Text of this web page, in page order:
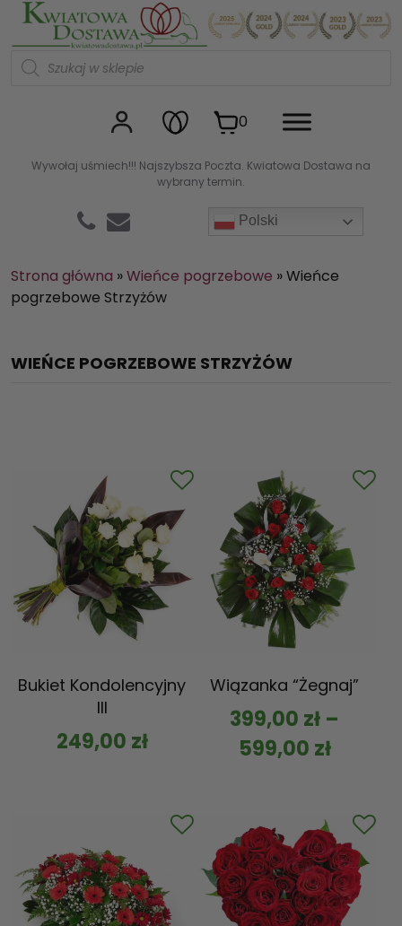
Wywołaj uśmiech!!! Najszybsza Poczta. Kwiatowa Dostawa na
wybrany termin.
Polski
Kwiaciarnia internetowa
W
d
u
k
0
Strona główna »Wieńce pogrzebowe »Wieńce
pogrzebowe Strzyżów
WIEŃCE POGRZEBOWE STRZYŻÓW
Bukiet Kondolencyjny
III
249,00 zł
Wiązanka “Żegnaj”
399,00 zł –
599,00 zł